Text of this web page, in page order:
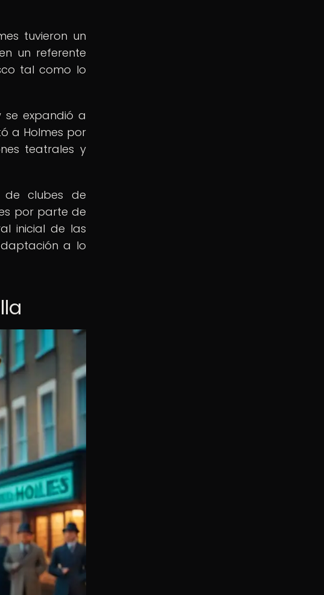
tuvieron un
un referente
tal como lo
se expandió a
a Holmes por
teatrales y
de clubes de
por parte de
inicial de las
a lo